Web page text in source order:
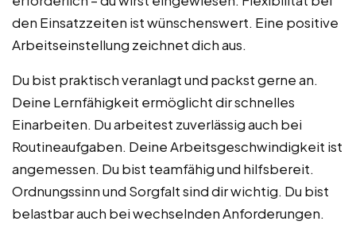
den Einsatzzeiten ist wünschenswert. Eine positive
Arbeitseinstellung zeichnet dich aus.
Du bist praktisch veranlagt und packst gerne an.
Deine Lernfähigkeit ermöglicht dir schnelles
Einarbeiten. Du arbeitest zuverlässig auch bei
Routineaufgaben. Deine Arbeitsgeschwindigkeit ist
angemessen. Du bist teamfähig und hilfsbereit.
Ordnungssinn und Sorgfalt sind dir wichtig. Du bist
belastbar auch bei wechselnden Anforderungen.